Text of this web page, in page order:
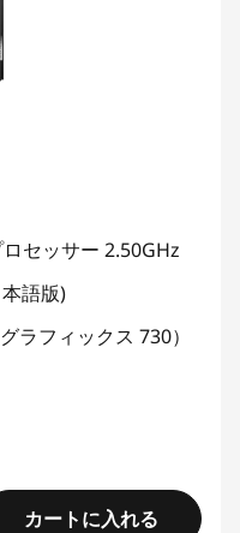
セッサー 2.50GHz
語版)
ラフィックス 730）
カートに入れる